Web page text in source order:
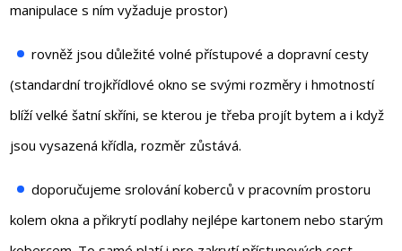
manipulace s ním vyžaduje prostor)
rovněž jsou důležité volné přístupové a dopravní cesty
(standardní trojkřídlové okno se svými rozměry i hmotností
blíží velké šatní skříni, se kterou je třeba projít bytem a i když
jsou vysazená křídla, rozměr zůstává.
doporučujeme srolování koberců v pracovním prostoru
kolem okna a přikrytí podlahy nejlépe kartonem nebo starým